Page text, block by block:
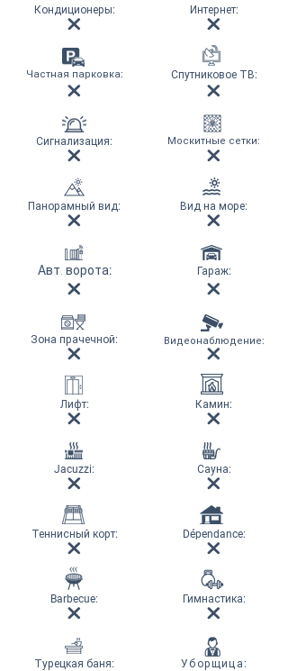
Кондиционеры:
Частная парковка:
Сигнализация:
Панорамный вид:
Авт. ворота:
Зона прачечной:
Лифт:
Jacuzzi:
Теннисный корт:
Barbecue:
Турецкая баня:
Интернет:
Спутниковое ТВ:
Москитные сетки:
Вид на море:
Гараж:
Видеонаблюдение:
Камин:
Сауна:
Dépendance:
Гимнастика:
Уборщица: